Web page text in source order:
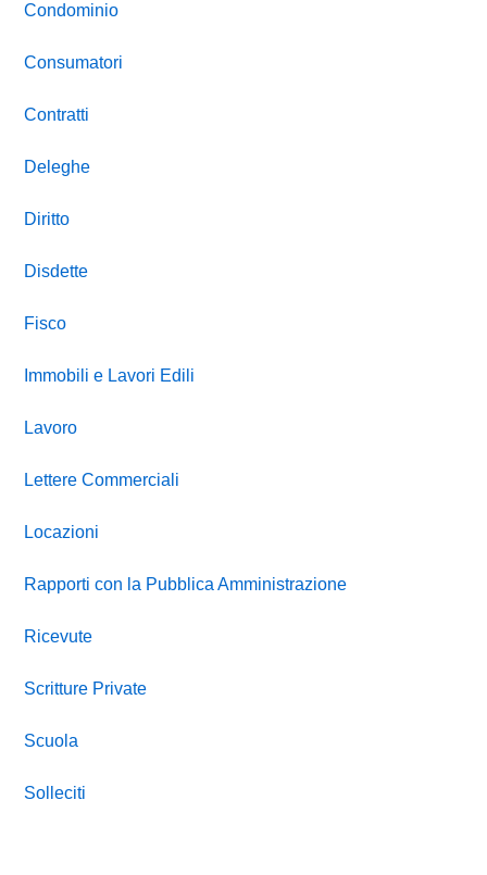
Condominio
Consumatori
Contratti
Deleghe
Diritto
Disdette
Fisco
Immobili e Lavori Edili
Lavoro
Lettere Commerciali
Locazioni
Rapporti con la Pubblica Amministrazione
Ricevute
Scritture Private
Scuola
Solleciti